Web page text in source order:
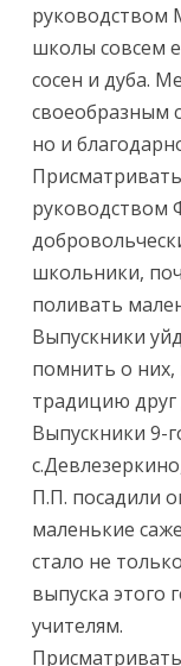
руководством
школы совсем
сосен и дуба.
своеобразным
но и
руководством
школьники,
поливать
Выпускники
помнить о них,
традицию друг
Выпускники 9-
П.П. посадили
маленькие
стало не
выпуска этого
учителям.